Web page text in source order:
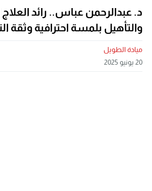
د. عبدالرحمن عباس.. رائد
والتأهيل بلمسة احترافية وثقة
ميادة الطويل
20 يونيو 2025